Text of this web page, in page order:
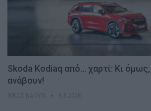
Skoda Kodiaq από… χαρτί: Κι
ανάβουν!